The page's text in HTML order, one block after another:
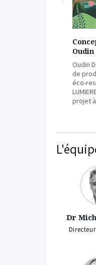
Oudin
de
éco-
projet
précédente
Dr